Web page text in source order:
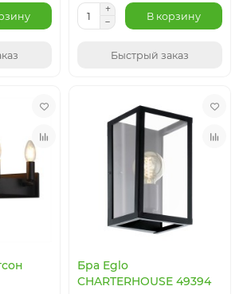
В корзину
Быстрый заказ
Бра Eglo
CHARTERHOUSE 49394